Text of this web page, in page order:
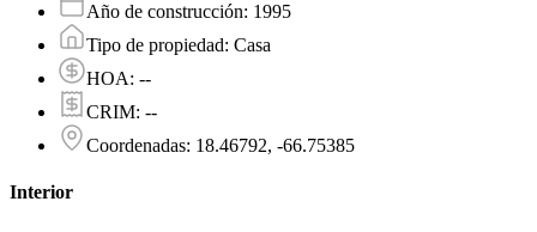
Año de construcción: 1995
Tipo de propiedad: Casa
HOA: --
CRIM: --
Coordenadas: 18.46792, -66.75385
Interior